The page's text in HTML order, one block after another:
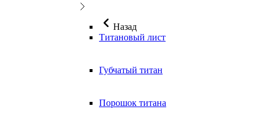
Назад
Титановый лист
Губчатый титан
Порошок титана